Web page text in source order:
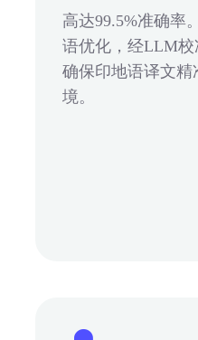
高达99.5%准确率
语优化，经LLM校
确保印地语译文
境。